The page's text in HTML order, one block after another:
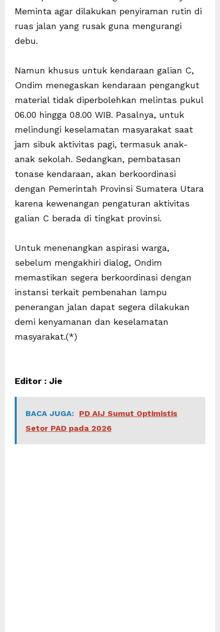
Meminta agar dilakukan penyiraman rutin di
ruas jalan yang rusak guna mengurangi
debu.
Namun khusus untuk kendaraan galian C,
Ondim menegaskan kendaraan pengangkut
material tidak diperbolehkan melintas pukul
06.00 hingga 08.00 WIB. Pasalnya, untuk
melindungi keselamatan masyarakat saat
jam sibuk aktivitas pagi, termasuk anak-
anak sekolah. Sedangkan, pembatasan
tonase kendaraan, akan berkoordinasi
dengan Pemerintah Provinsi Sumatera Utara
karena kewenangan pengaturan aktivitas
galian C berada di tingkat provinsi.
Untuk menenangkan aspirasi warga,
sebelum mengakhiri dialog, Ondim
memastikan segera berkoordinasi dengan
instansi terkait pembenahan lampu
penerangan jalan dapat segera dilakukan
demi kenyamanan dan keselamatan
masyarakat.(*)
Editor : Jie
BACA JUGA:
PD AIJ Sumut Optimistis
Setor PAD pada 2026